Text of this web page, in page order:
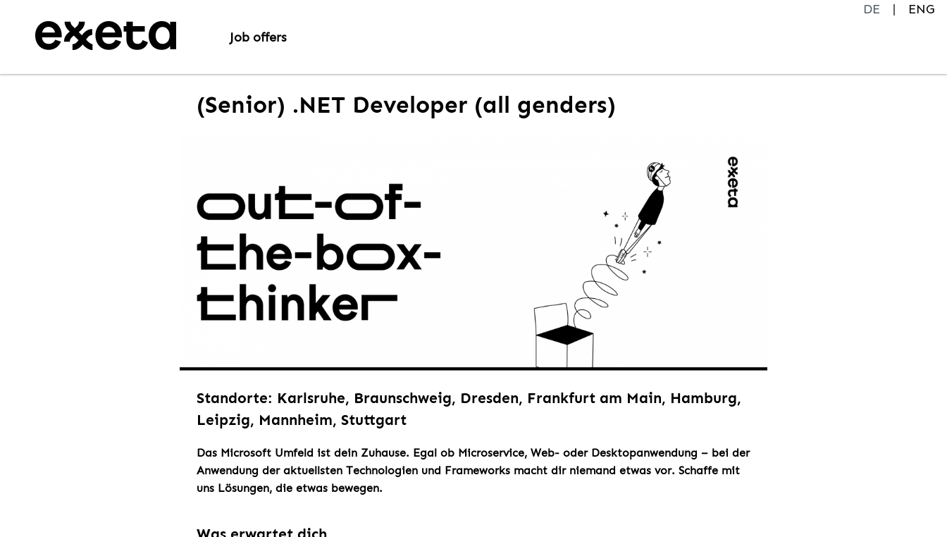
DE
ENG
Job offers
(Senior) .NET Developer (all genders)
Standorte: Karlsruhe, Braunschweig, Dresden, Frankfurt am Main, Hamburg,
Leipzig, Mannheim, Stuttgart
Das Microsoft Umfeld ist dein Zuhause. Egal ob Microservice, Web- oder Desktopanwendung – bei der
Anwendung der aktuellsten Technologien und Frameworks macht dir niemand etwas vor. Schaffe mit
uns Lösungen, die etwas bewegen.